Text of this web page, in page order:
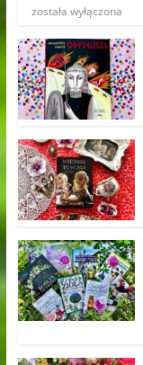
została wyłączona